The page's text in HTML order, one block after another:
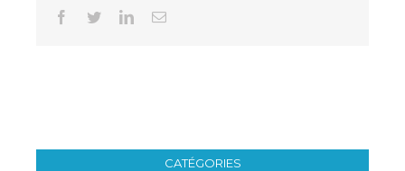
Facebook
TwitterLinkedinEmail
CATÉGORIES